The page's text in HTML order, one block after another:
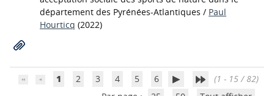
département des Pyrénées-Atlantiques / Paul
Hourticq (2022)
1 2 3 4 5 6
(1 - 15 / 82)